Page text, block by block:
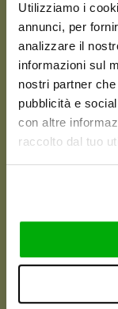
Utilizziamo i
annunci, per
analizzare il
informazioni sul
nostri partner
pubblicità e
con altre
raccolto dal tuo
NEW